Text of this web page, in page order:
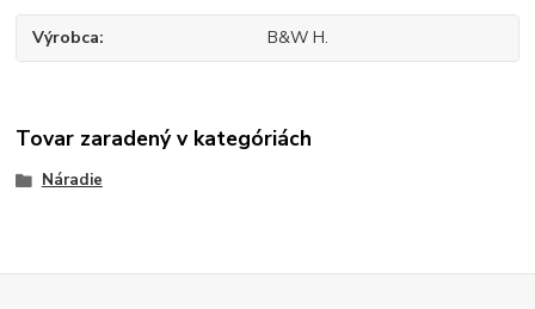
Výrobca B&W H.
Tovar zaradený v kategóriách
Náradie